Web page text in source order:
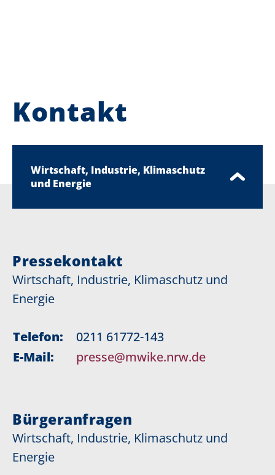
Kontakt
Wirtschaft, Industrie, Klimaschutz
und Energie
Pressekontakt
Wirtschaft, Industrie, Klimaschutz und
Energie
Telefon:
0211 61772-143
E-Mail:
presse@mwike.nrw.de
Bürgeranfragen
Wirtschaft, Industrie, Klimaschutz und
Energie